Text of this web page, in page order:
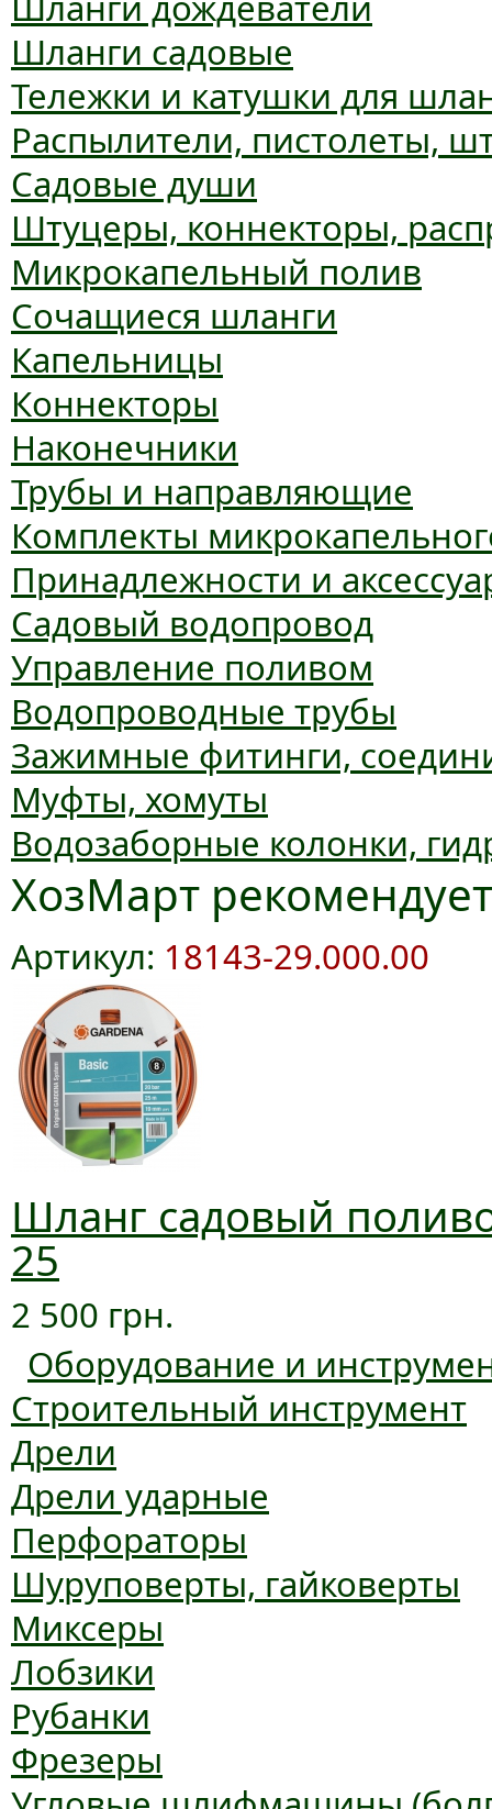
Шланги садовые
Тележки и катушки для
Распылители, пистолеты,
Садовые души
Штуцеры, коннекторы,
Микрокапельный полив
Сочащиеся шланги
Капельницы
Коннекторы
Наконечники
Трубы и направляющие
Комплекты
Принадлежности и
Садовый водопровод
Управление поливом
Водопроводные трубы
Зажимные фитинги,
Муфты, хомуты
Водозаборные колонки,
ХозМарт рекомендует
Артикул: 18143-29.000.00
Шланг садовый
25
2 500 грн.
Оборудование и
Строительный инструмент
Дрели
Дрели ударные
Перфораторы
Шуруповерты, гайковерты
Миксеры
Лобзики
Рубанки
Фрезеры